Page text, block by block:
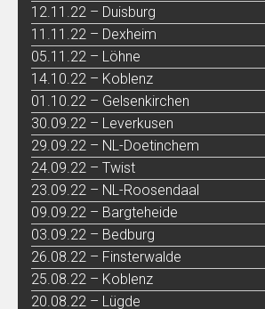
12.11.22 – Duisburg
11.11.22 – Dexheim
05.11.22 – Löhne
14.10.22 – Koblenz
01.10.22 – Gelsenkirchen
30.09.22 – Leverkusen
29.09.22 – NL-Doetinchem
24.09.22 – Twist
23.09.22 – NL-Roosendaal
09.09.22 – Bargteheide
03.09.22 – Bedburg
26.08.22 – Finsterwalde
25.08.22 – Koblenz
20.08.22 – Lügde